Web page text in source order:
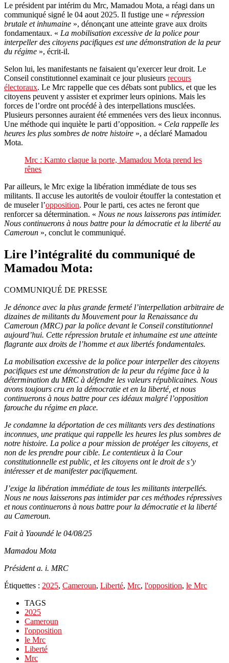
Le président par intérim du Mrc, Mamadou Mota, a réagi dans un
communiqué signé le 04 aout 2025. Il fustige une « répression
brutale et inhumaine », dénonçant une atteinte grave aux droits
fondamentaux. « La mobilisation excessive de la police pour
interpeller des citoyens pacifiques est une démonstration de la peur
du régime », écrit-il.
Selon lui, les manifestants ne faisaient qu’exercer leur droit. Le
Conseil constitutionnel examinait ce jour plusieurs recours
électoraux. Le Mrc rappelle que ces débats sont publics, et que les
citoyens peuvent y assister et exprimer leurs opinions. Mais les
forces de l’ordre ont procédé à des interpellations musclées.
Plusieurs personnes auraient été emmenées vers des lieux inconnus.
Une méthode qui inquiète le parti d’opposition. « Cela rappelle les
heures les plus sombres de notre histoire », a déclaré Mamadou
Mota.
Mrc : Kamto claque la porte, Mamadou Mota prend les
rênes
Par ailleurs, le Mrc exige la libération immédiate de tous ses
militants. Il accuse les autorités de vouloir étouffer la contestation et
de museler l’opposition. Pour le parti, ces actes ne feront que
renforcer sa détermination. « Nous ne nous laisserons pas intimider.
Nous continuerons à nous battre pour la démocratie et la liberté au
Cameroun », conclut le communiqué.
Lire l’intégralité du communiqué de
Mamadou Mota:
COMMUNIQUÉ DE PRESSE
Je dénonce avec la plus grande fermeté l’interpellation arbitraire de
dizaines de militants du Mouvement pour la Renaissance du
Cameroun (MRC) par la police devant le Conseil constitutionnel
aujourd’hui. Cette répression brutale et inhumaine est une atteinte
flagrante aux droits de l’homme et aux libertés fondamentales.
La mobilisation excessive de la police pour interpeller des citoyens
pacifiques est une démonstration de la peur du régime face à la
détermination du MRC à défendre les valeurs républicaines. Nous
avons toujours cru en la démocratie et en la liberté, et nous
continuerons à nous battre pour ces idéaux malgré l’opposition
farouche du régime en place.
Je condamne la déportation de ces militants vers des destinations
inconnues, une pratique qui rappelle les heures les plus sombres de
notre histoire. La police a pour mission de protéger les citoyens, et
non de les prendre pour cible. Le contentieux à la Cour
constitutionnelle est public, et les citoyens ont le droit de s’y
intéresser et de manifester pacifiquement.
J’exige la libération immédiate de tous les militants interpellés.
Nous ne nous laisserons pas intimider par ces méthodes répressives
et nous continuerons à nous battre pour la démocratie et la liberté
au Cameroun.
Fait à Yaoundé le 04/08/25
Mamadou Mota
Président a. i. MRC
Étiquettes : 2025, Cameroun, Liberté, Mrc, l'opposition, le Mrc
TAGS
2025
Cameroun
l'opposition
le Mrc
Liberté
Mrc